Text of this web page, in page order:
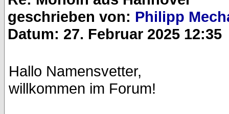
geschrieben von: Philipp
Datum: 27. Februar 2025 12:35
Hallo Namensvetter,
willkommen im Forum!